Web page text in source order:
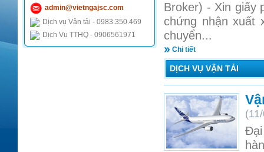
admin@vietngajsc.com
Dịch vụ Vận tải - 0983.350.469
Dịch Vụ TTHQ - 0906561971
Broker) - Xin giấy
chứng nhận xuất
chuyển...
Chi tiết
DỊCH VỤ VẬN TẢI